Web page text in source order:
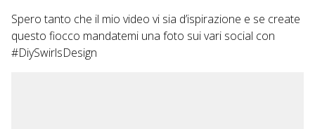
Spero tanto che il mio video vi sia d’ispirazione e se create
questo fiocco mandatemi una foto sui vari social con
#DiySwirlsDesign